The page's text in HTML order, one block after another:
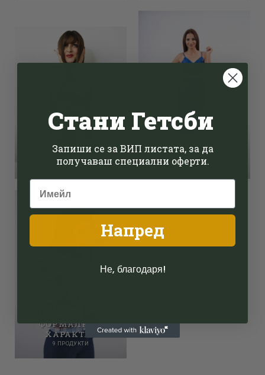
СТИЛ ГЕТСБИ
9 ПРОДУКТИ
ПОГЛЕДИТЕ
3 ПРОДУКТИ
ФОРМАЛНО С
ХАРАКТЕР
9 ПРОДУКТИ
Стани Гетсби
Запиши се за ВИП листата, за да
получаваш специални оферти.
Напред
Не, благодаря!